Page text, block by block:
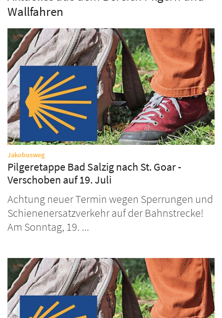
Wallfahren
Jakobusweg:
Pilgeretappe Bad Salzig nach St. Goar -
Verschoben auf 19. Juli
Achtung neuer Termin wegen Sperrungen und
Schienenersatzverkehr auf der Bahnstrecke!
Am Sonntag, 19. ...